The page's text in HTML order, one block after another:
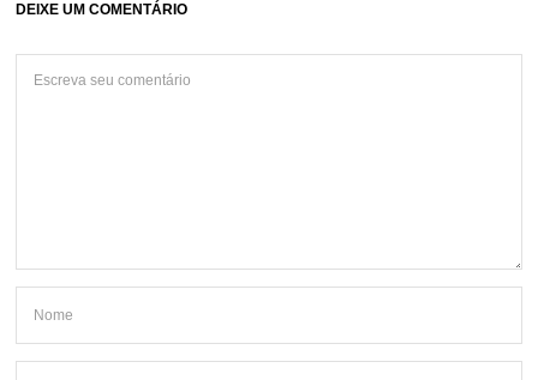
DEIXE UM COMENTÁRIO